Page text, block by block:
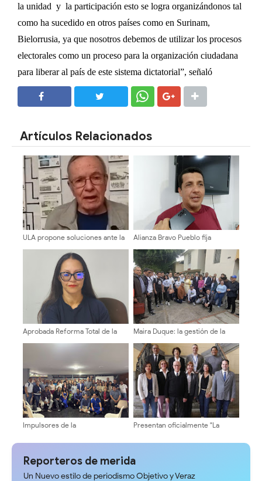
la unidad y la participación esto se logra organizándonos tal
como ha sucedido en otros países como en Surinam,
Bielorrusia, ya que nosotros debemos de utilizar los procesos
electorales como un proceso para la organización ciudadana
para liberar al país de este sistema dictatorial”, señaló
Artículos Relacionados
ULA propone soluciones ante la
Alianza Bravo Pueblo fija
cambio y la
reinstitucionalización de
Venezuela
Aprobada Reforma Total de la
el Municipio Libertador ​
Maira Duque: la gestión de la
secretaría de la ULA será abierta
y transparente
Impulsores de la
activan estructura electoral en
Presentan oficialmente "La
Cogobierno Profesoral de la
Reporteros de merida
Un Nuevo estilo de periodismo Objetivo y Veraz